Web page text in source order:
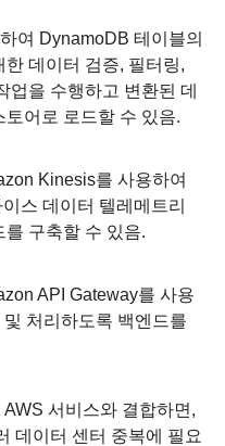
여 DynamoDB 테이블의
한 데이터 검증, 필터링,
업을 수행하고 변환된 데
어로 로드할 수 있음.
Kinesis를 사용하여
스 데이터 텔레메트리
구축할 수 있음.
API Gateway를 사용
처리하도록 백엔드를
서비스와 결합하면,
데이터 센터 중복에 필요